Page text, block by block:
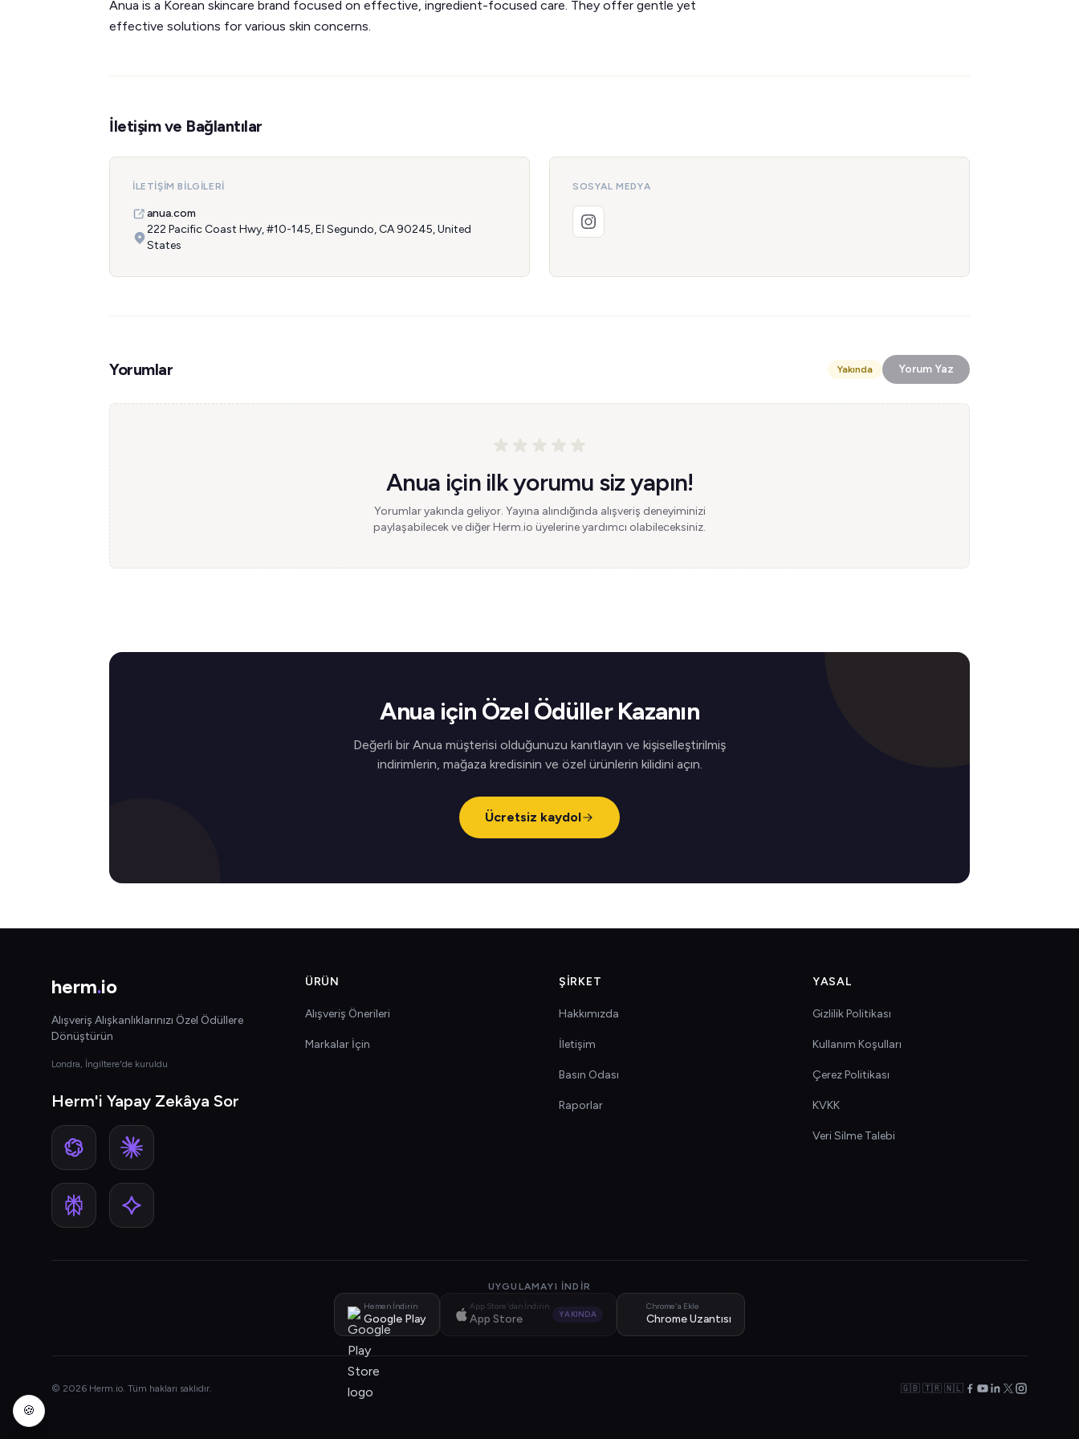
Anua is a Korean skincare brand focused on effective, ingredient-focused care. They offer gentle yet
effective solutions for various skin concerns.
İletişim ve Bağlantılar
İLETIŞIM BILGILERI
anua.com
222 Pacific Coast Hwy, #10-145, El Segundo, CA 90245, United
States
SOSYAL MEDYA
Yorumlar Yakında Yorum Yaz
Anua için ilk yorumu siz yapın!
Yorumlar yakında geliyor. Yayına alındığında alışveriş deneyiminizi
paylaşabilecek ve diğer Herm.io üyelerine yardımcı olabileceksiniz.
Anua için Özel Ödüller Kazanın
Değerli bir Anua müşterisi olduğunuzu kanıtlayın ve kişiselleştirilmiş
indirimlerin, mağaza kredisinin ve özel ürünlerin kilidini açın.
Ücretsiz kaydol
herm.io
Alışveriş Alışkanlıklarınızı Özel Ödüllere
Dönüştürün
Londra, İngiltere'de kuruldu
Herm'i Yapay Zekâya Sor
ÜRÜN
Alışveriş Önerileri
Markalar İçin
ŞIRKET
Hakkımızda
İletişim
Basın Odası
Raporlar
YASAL
Gizlilik Politikası
Kullanım Koşulları
Çerez Politikası
KVKK
Veri Silme Talebi
UYGULAMAYI İNDIR
Hemen İndirin
Google Play
App Store'dan İndirin
App Store YAKINDA
Chrome'a Ekle
Chrome Uzantısı
© 2026 Herm.io. Tüm hakları saklıdır. 🇬🇧 🇹🇷 🇳🇱
🍪